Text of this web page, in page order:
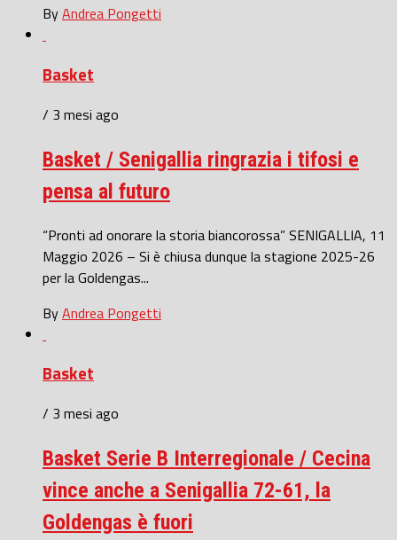
ByAndrea Pongetti
Basket
/ 3 mesi ago
Basket / Senigallia ringrazia i tifosi e
pensa al futuro
“Pronti ad onorare la storia biancorossa” SENIGALLIA, 11
Maggio 2026 – Si è chiusa dunque la stagione 2025-26
per la Goldengas...
ByAndrea Pongetti
Basket
/ 3 mesi ago
Basket Serie B Interregionale / Cecina
vince anche a Senigallia 72-61, la
Goldengas è fuori